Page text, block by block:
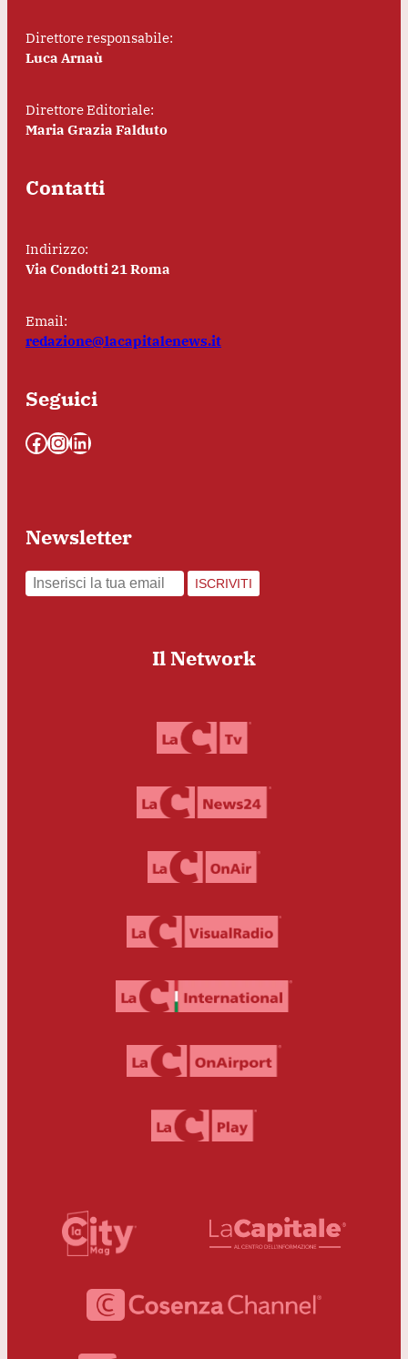
Direttore responsabile:
Luca Arnaù
Direttore Editoriale:
Maria Grazia Falduto
Contatti
Indirizzo:
Via Condotti 21 Roma
Email:
redazione@lacapitalenews.it
Seguici
Facebook InstagramLinkedIn
Newsletter
ISCRIVITI
Il Network